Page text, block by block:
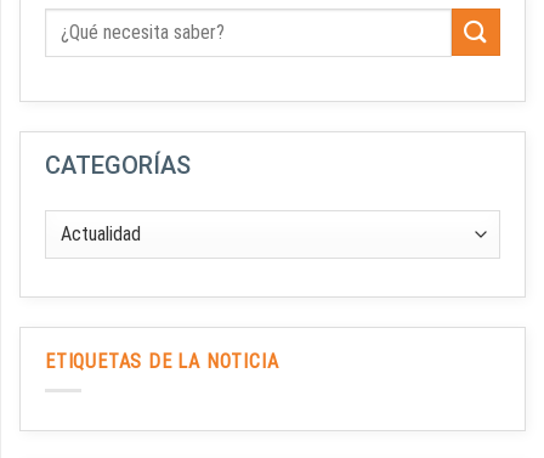
CATEGORÍAS
ETIQUETAS DE LA NOTICIA